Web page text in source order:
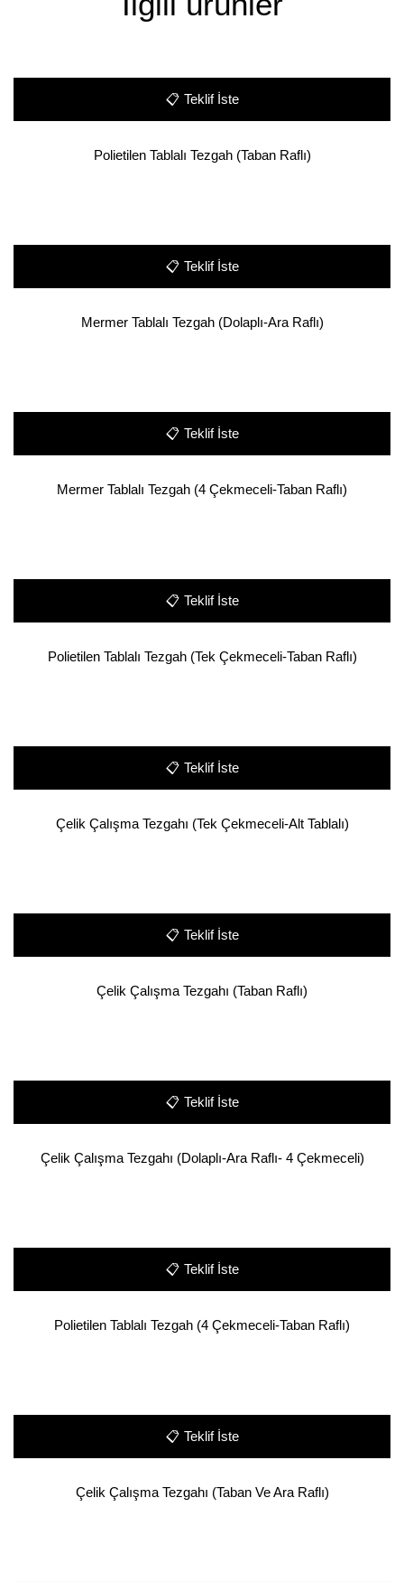
📋 Teklif İste
Polietilen Tablalı Tezgah (Taban Raflı)
📋 Teklif İste
Mermer Tablalı Tezgah (Dolaplı-Ara Raflı)
📋 Teklif İste
Mermer Tablalı Tezgah (4 Çekmeceli-Taban Raflı)
📋 Teklif İste
Polietilen Tablalı Tezgah (Tek Çekmeceli-Taban Raflı)
📋 Teklif İste
Çelik Çalışma Tezgahı (Tek Çekmeceli-Alt Tablalı)
📋 Teklif İste
Çelik Çalışma Tezgahı (Taban Raflı)
📋 Teklif İste
Çelik Çalışma Tezgahı (Dolaplı-Ara Raflı- 4 Çekmeceli)
📋 Teklif İste
Polietilen Tablalı Tezgah (4 Çekmeceli-Taban Raflı)
📋 Teklif İste
Çelik Çalışma Tezgahı (Taban Ve Ara Raflı)